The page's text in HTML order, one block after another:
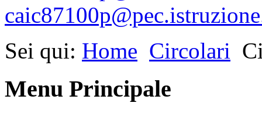
Sei qui: Home Circolari
Menu Principale